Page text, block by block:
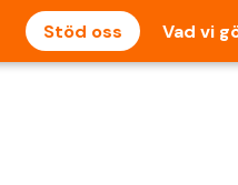
Stöd oss Vad vi